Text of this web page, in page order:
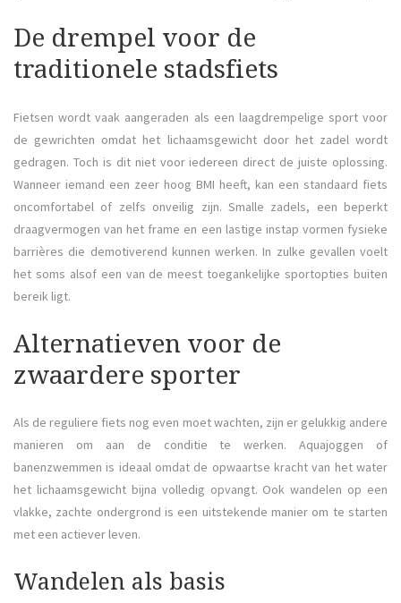
De drempel voor de
traditionele stadsfiets
Fietsen wordt vaak aangeraden als een laagdrempelige sport voor
de gewrichten omdat het lichaamsgewicht door het zadel wordt
gedragen. Toch is dit niet voor iedereen direct de juiste oplossing.
Wanneer iemand een zeer hoog BMI heeft, kan een standaard fiets
oncomfortabel of zelfs onveilig zijn. Smalle zadels, een beperkt
draagvermogen van het frame en een lastige instap vormen fysieke
barrières die demotiverend kunnen werken. In zulke gevallen voelt
het soms alsof een van de meest toegankelijke sportopties buiten
bereik ligt.
Alternatieven voor de
zwaardere sporter
Als de reguliere fiets nog even moet wachten, zijn er gelukkig andere
manieren om aan de conditie te werken. Aquajoggen of
banenzwemmen is ideaal omdat de opwaartse kracht van het water
het lichaamsgewicht bijna volledig opvangt. Ook wandelen op een
vlakke, zachte ondergrond is een uitstekende manier om te starten
met een actiever leven.
Wandelen als basis